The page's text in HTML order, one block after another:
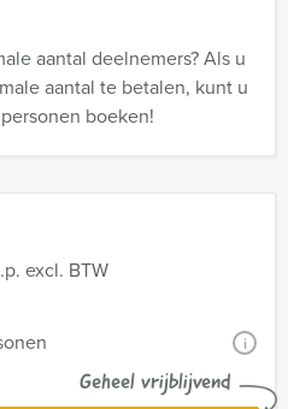
excl. BTW
i
Geheel vrijblijvend
aantal deelnemers? Als u
aantal te betalen, kunt u
boeken!